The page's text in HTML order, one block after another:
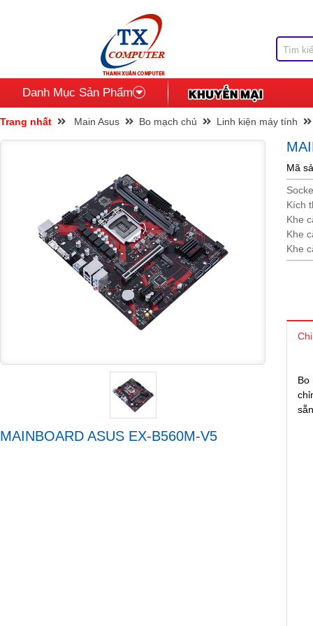
Danh Mục Sản Phẩm
Trang nhất Main Asus Bo mạch chủ Linh kiện máy tính
MAINBOARD ASUS EX-B560M-V5
Mã
Kích
Khe
Khe
Khe
Bo